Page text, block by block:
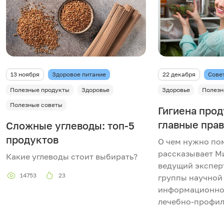
13 ноября Здоровое питание
Полезные продукты
Здоровье
Полезные советы
Сложные углеводы: топ-5
продуктов
Какие углеводы стоит выбирать?
14753 23
22 декабря
Здоровье
Гигиена
главные
О чем нужно
рассказывает
ведущий
группы
лечебно-